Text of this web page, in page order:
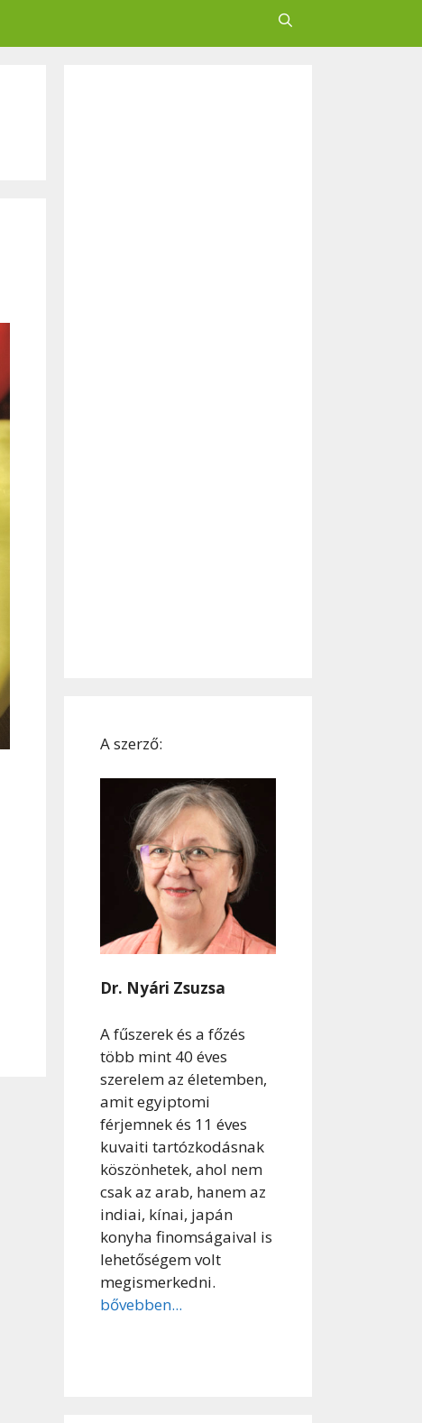
A szerző:
Dr. Nyári Zsuzsa
A fűszerek és a főzés
több mint 40 éves
szerelem az életemben,
amit egyiptomi
férjemnek és 11 éves
kuvaiti tartózkodásnak
köszönhetek, ahol nem
csak az arab, hanem az
indiai, kínai, japán
konyha finomságaival is
lehetőségem volt
megismerkedni.
bővebben...